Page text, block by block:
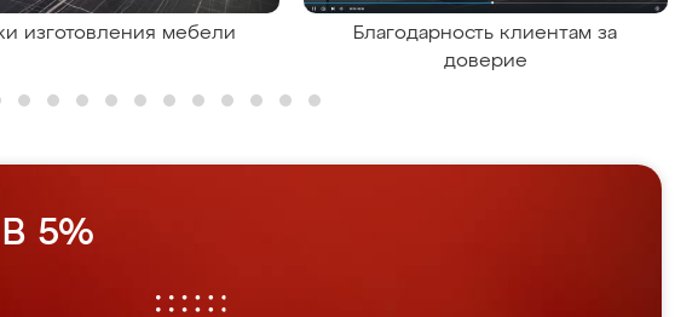
изготовления мебели
Благодарность клиентам за
доверие
5%